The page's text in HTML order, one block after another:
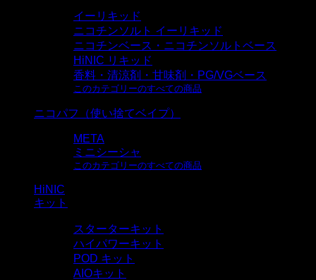
イーリキッド
ニコチンソルト イーリキッド
ニコチンベース・ニコチンソルトベース
HiNIC リキッド
香料・清涼剤・甘味剤・PG/VGベース
このカテゴリーのすべての商品
ニコパフ（使い捨てベイプ）
META
ミニシーシャ
このカテゴリーのすべての商品
HiNIC
キット
スターターキット
ハイパワーキット
POD キット
AIOキット